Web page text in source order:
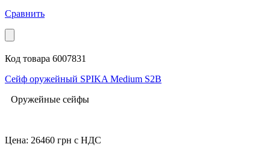
Сравнить
Код товара 6007831
Сейф оружейный SPIKA Medium S2B
Оружейные сейфы
Цена: 26460 грн с НДС